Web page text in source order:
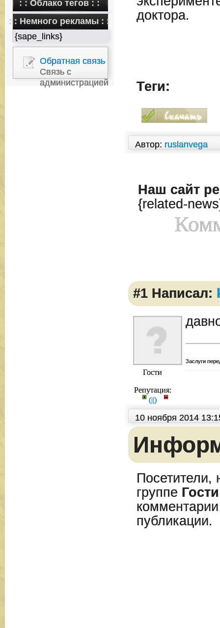
: : Облако тегов : :
: : Немного рекламы : :
{sape_links}
Обратная связь
Связь с
администрацией
доктора.
Теги:
Автор: ruslanvega
Наш сайт
{related-
#1 Написал:
Гости
Репутация:
(||)
Заслуги
10 ноября 2014
Посетители,
группе Гости
публикации.